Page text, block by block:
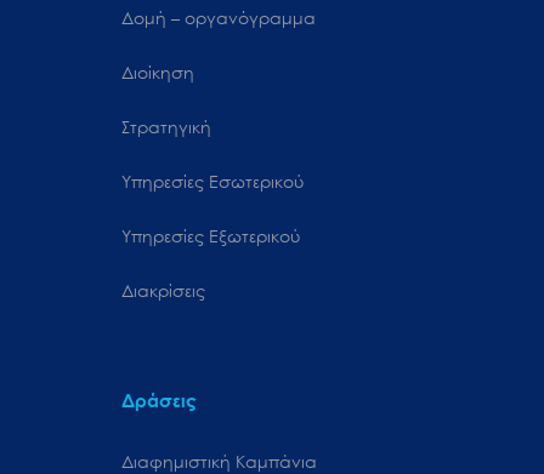
Δομή – οργανόγραμμα
Διοίκηση
Στρατηγική
Υπηρεσίες Εσωτερικού
Υπηρεσίες Εξωτερικού
Διακρίσεις
Δράσεις
Διαφημιστική Καμπάνια